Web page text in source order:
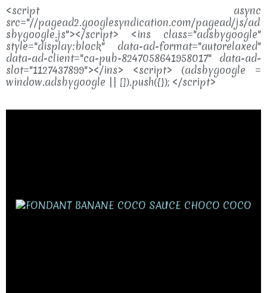
<script async
src="//pagead2.googlesyndication.com/pagead/js/ad
sbygoogle.js"></script> <ins class="adsbygoogle"
style="display:block" data-ad-format="autorelaxed"
data-ad-client="ca-pub-8247058641958017" data-ad-
slot="1127437899"></ins> <script> (adsbygoogle =
window.adsbygoogle || []).push({}); </script>